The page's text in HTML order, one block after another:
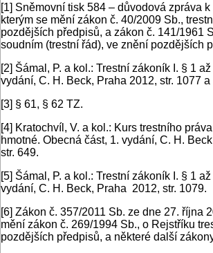
[1] Sněmovní tisk 584 – důvodová zpráva
kterým se mění zákon č. 40/2009 Sb.,
pozdějších předpisů, a zákon č. 141/1961
soudním (trestní řád), ve znění pozdějších
[2] Šámal, P. a kol.: Trestní zákoník I. § 1
vydání, C. H. Beck, Praha 2012, str. 1077 a
[3] § 61, § 62 TZ.
[4] Kratochvíl, V. a kol.: Kurs trestního
hmotné. Obecná část, 1. vydání, C. H.
str. 649.
[5] Šámal, P. a kol.: Trestní zákoník I. § 1
vydání, C. H. Beck, Praha 2012, str. 1079.
[6] Zákon č. 357/2011 Sb. ze dne 27. října
mění zákon č. 269/1994 Sb., o Rejstříku
pozdějších předpisů, a některé další